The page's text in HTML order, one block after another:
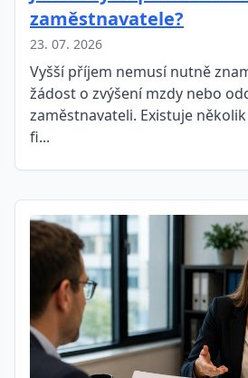
zaměstnavatele?
23. 07. 2026
Vyšší příjem nemusí nutně
žádost o zvýšení mzdy nebo
zaměstnavateli. Existuje
fi...